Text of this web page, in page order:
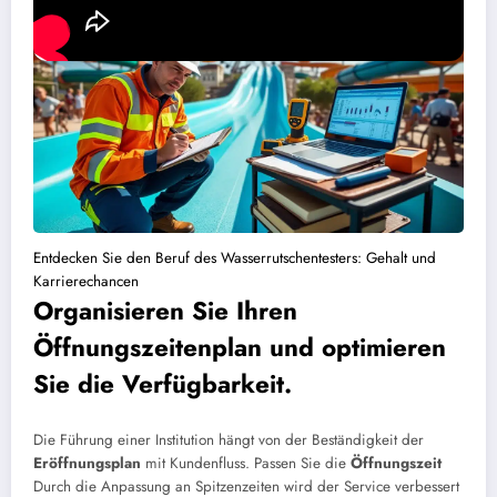
Entdecken Sie den Beruf des Wasserrutschentesters: Gehalt und
Karrierechancen
Organisieren Sie Ihren
Öffnungszeitenplan und optimieren
Sie die Verfügbarkeit.
Die Führung einer Institution hängt von der Beständigkeit der
Eröffnungsplan mit Kundenfluss. Passen Sie die Öffnungszeit
Durch die Anpassung an Spitzenzeiten wird der Service verbessert